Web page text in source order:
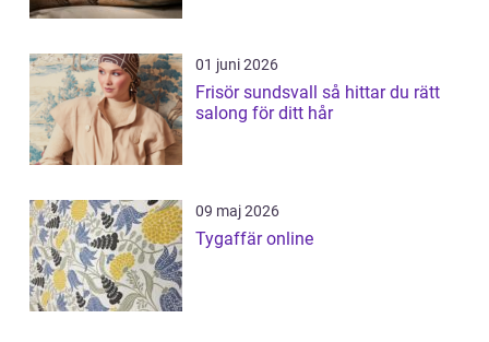
01 juni 2026
Frisör sundsvall så hittar du rätt
salong för ditt hår
09 maj 2026
Tygaffär online